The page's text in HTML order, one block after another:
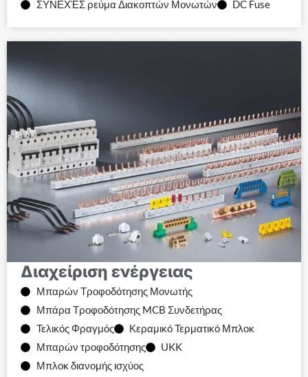
ΣΥΝΕΧΈΣ ρεύμα Διακοπτών Μονωτών
DC Fuse
Διαχείριση ενέργειας
Μπαρών Τροφοδότησης Μονωτής
Μπάρα Τροφοδότησης MCB Συνδετήρας
Τελικός Φραγμός
Κεραμικό Τερματικό Μπλοκ
Μπαρών τροφοδότησης
UKK
Μπλοκ διανομής ισχύος